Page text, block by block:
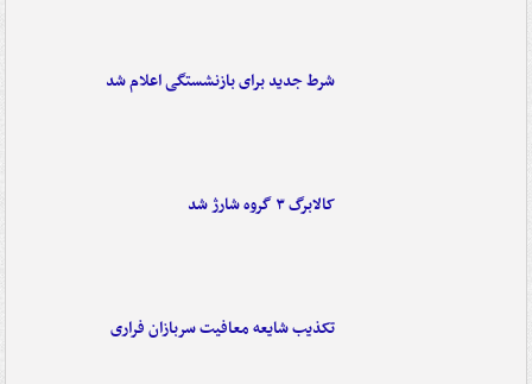
شرط جدید برای بازنشستگی اعلام شد
کالابرگ ۳ گروه شارژ شد
تکذیب شایعه معافیت سربازان فراری